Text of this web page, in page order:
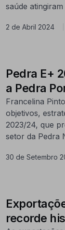
saúde
2 de Abril 2024
Pedra E+
a Pedra
Francelina
objetivos,
2023/24, que
setor da Pedra
30 de Setembro
recorde